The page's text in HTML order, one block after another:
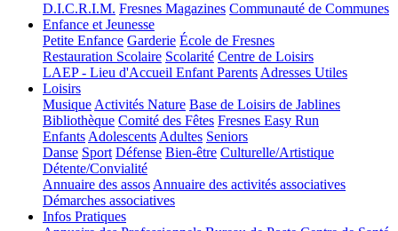
D.I.C.R.I.M. Fresnes Magazines Communauté de Communes
Enfance et Jeunesse
Petite Enfance Garderie École de Fresnes
Restauration Scolaire Scolarité Centre de Loisirs
LAEP - Lieu d'Accueil Enfant ParentsAdresses Utiles
Loisirs
MusiqueActivités Nature Base de Loisirs de Jablines
Bibliothèque Comité des Fêtes Fresnes Easy Run
EnfantsAdolescentsAdultes Seniors
Danse Sport Défense Bien-être Culturelle/Artistique
Détente/Convialité
Annuaire des assosAnnuaire des activités associatives
Démarches associatives
Infos Pratiques